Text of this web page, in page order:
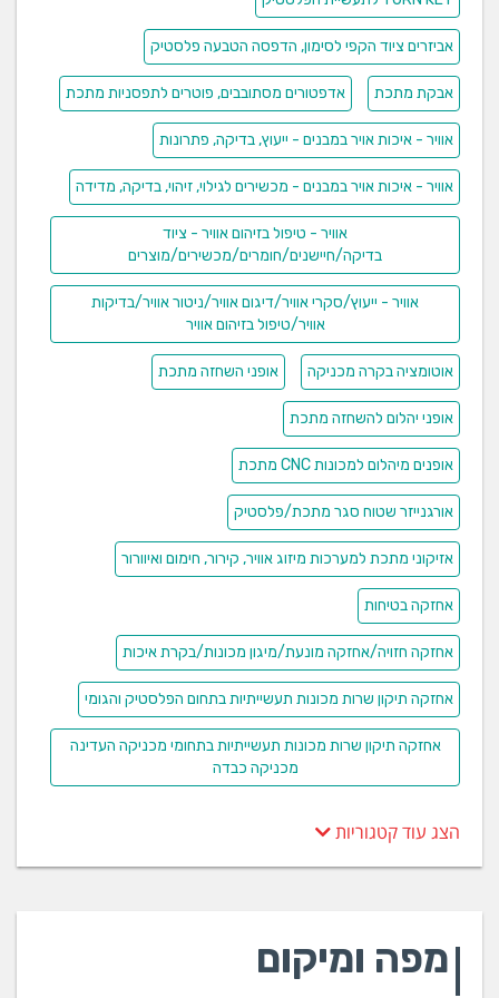
העסקי ויהיה בשימוש של מנהלי רכש בפרט ומנהלים ומקבלי
החלטות בכלל
אביזרים ציוד הקפי לסימון, הדפסה הטבעה פלסטיק
אבקת מתכת אדפטורים מסתובבים, פוטרים לתפסניות מתכת
אוויר - איכות אויר במבנים - ייעוץ, בדיקה, פתרונות
אוויר - איכות אויר במבנים - מכשירים לגילוי, זיהוי, בדיקה, מדידה
אוויר - טיפול בזיהום אוויר - ציוד
בדיקה/חיישנים/חומרים/מכשירים/מוצרים
אוויר - ייעוץ/סקרי אוויר/דיגום אוויר/ניטור אוויר/בדיקות
אוויר/טיפול בזיהום אוויר
אוטומציה בקרה מכניקה אופני השחזה מתכת
אופני יהלום להשחזה מתכת
אופנים מיהלום למכונות CNC מתכת
אורגנייזר שטוח סגר מתכת/פלסטיק
אזיקוני מתכת למערכות מיזוג אוויר, קירור, חימום ואיוורור
אחזקה בטיחות
אחזקה חזויה/אחזקה מונעת/מיגון מכונות/בקרת איכות
אחזקה תיקון שרות מכונות תעשייתיות בתחום הפלסטיק והגומי
אחזקה תיקון שרות מכונות תעשייתיות בתחומי מכניקה העדינה
מכניקה כבדה
הצג עוד קטגוריות
מפה ומיקום